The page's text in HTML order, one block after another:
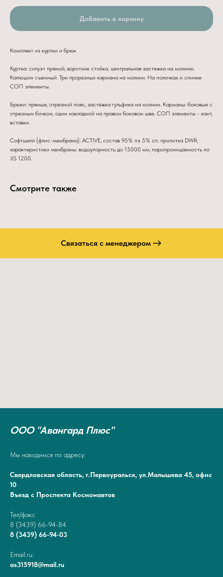
Добавить в корзину
Комплект из куртки и брюк
Куртка: силуэт прямой, воротник стойка, центральная застежка на молнию.
Капюшон съемный. Три прорезных кармана на молнии. На полочках и спинке
СОП элементы.
Брюки: прямые, отрезной пояс, застёжка гульфика на молнии. Карманы: боковые с
отрезным бочком, один накладной на правом боковом шве. СОП элементы - кант,
вставки.
Софтшелл (флис-мембрана): ACTIVE, состав 95% пэ 5% сп, пропитка DWR;
характеристики мембраны: водоупорность до 15000 мм, паропроницаемость по
JIS 1200.
Смотрите также
Связаться с менеджером
ООО "Авангард Плюс"
Мы находимся по адресу:
Свердловская область, г.Первоуральск, ул.Малышева 45, офис
10
Въезд с Проспекта Космонавтов
Тел/факс
8 (3439) 66-94-84
8 (3439) 66-94-03
Email.ru:
as315918@mail.ru